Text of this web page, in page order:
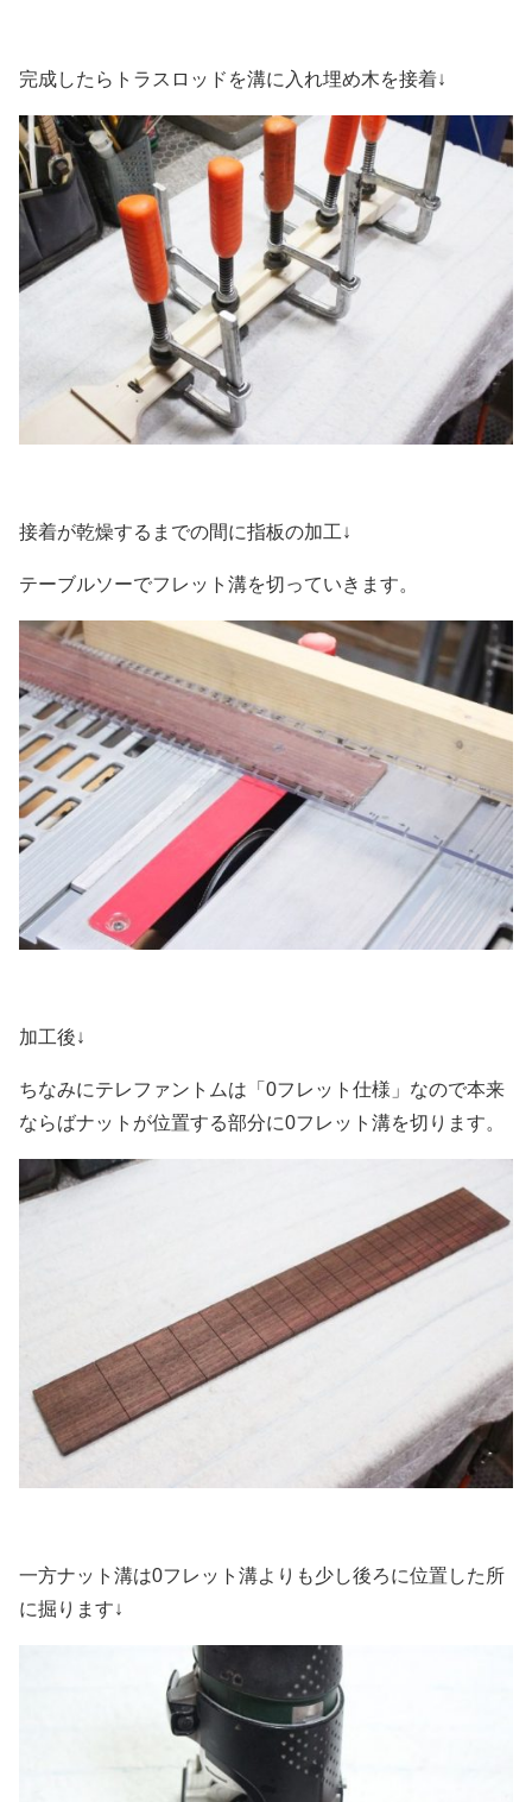
完成したらトラスロッドを溝に入れ埋め木を接着↓
接着が乾燥するまでの間に指板の加工↓
テーブルソーでフレット溝を切っていきます。
加工後↓
ちなみにテレファントムは「0フレット仕様」なので本来
ならばナットが位置する部分に0フレット溝を切ります。
一方ナット溝は0フレット溝よりも少し後ろに位置した所
に掘ります↓